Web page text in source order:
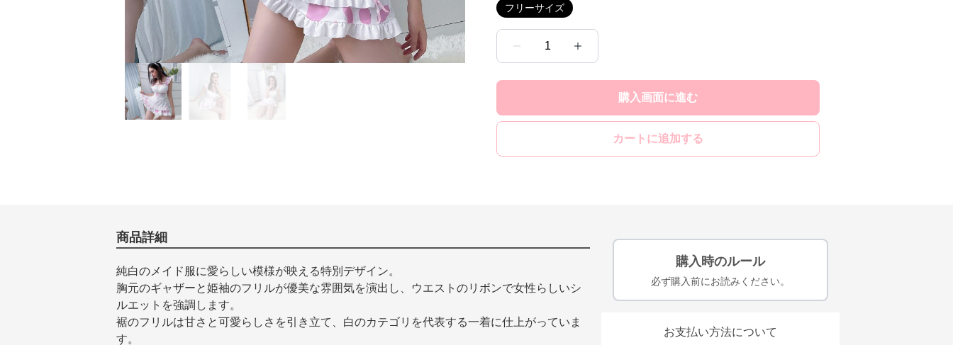
フリーサイズ
1
購入画面に進む
カートに追加する
商品詳細
純白のメイド服に愛らしい模様が映える特別デザイン。
胸元のギャザーと姫袖のフリルが優美な雰囲気を演出し、ウエストのリボンで女性らしいシ
ルエットを強調します。
裾のフリルは甘さと可愛らしさを引き立て、白のカテゴリを代表する一着に仕上がっていま
す。
購入時のルール
必ず購入前にお読みください。
お支払い方法について